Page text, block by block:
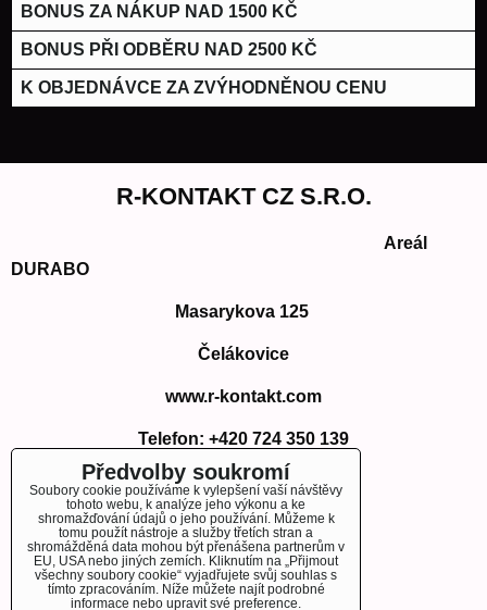
BONUS ZA NÁKUP NAD 1500 KČ
BONUS PŘI ODBĚRU NAD 2500 KČ
K OBJEDNÁVCE ZA ZVÝHODNĚNOU CENU
R-KONTAKT CZ S.R.O.
Areál
DURABO
Masarykova 125
Čelákovice
www.r-kontakt.com
Telefon: +420 724 350 139
E-mail: info@r-kontakt.com
info@r-kontakt.com
OBJEDNÁVKY
Předvolby soukromí
Soubory cookie používáme k vylepšení vaší návštěvy
tohoto webu, k analýze jeho výkonu a ke
shromažďování údajů o jeho používání. Můžeme k
tomu použít nástroje a služby třetích stran a
shromážděná data mohou být přenášena partnerům v
EU, USA nebo jiných zemích. Kliknutím na „Přijmout
všechny soubory cookie“ vyjadřujete svůj souhlas s
tímto zpracováním. Níže můžete najít podrobné
informace nebo upravit své preference.